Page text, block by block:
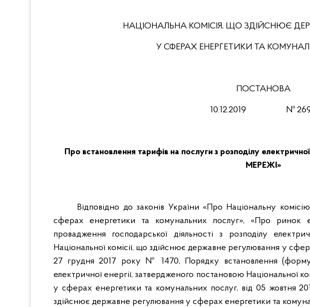
НАЦІОНАЛЬНА КОМІСІЯ, ЩО ЗДІЙСНЮЄ
У СФЕРАХ ЕНЕРГЕТИКИ ТА
ПОСТАНОВА
10.12.2019 №
Про встановлення тарифів на послуги з розподілу
МЕРЕЖІ»
Відповідно до законів України «Про Національну
сферах енергетики та комунальних послуг», «Про ринок
провадження господарської діяльності з розподілу
Національної комісії, що здійснює державне регулювання у
27 грудня 2017 року № 1470, Порядку встановлення
електричної енергії, затвердженого постановою Національної
у сферах енергетики та комунальних послуг, від 05 жовтня
здійснює державне регулювання у сферах енергетики та